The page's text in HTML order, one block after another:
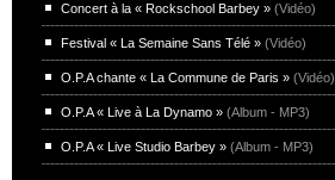
Concert à la « Rockschool Barbey » (Vidéo)
Festival « La Semaine Sans Télé » (Vidéo)
O.P.A chante « La Commune de Paris » (Vidéo)
O.P.A « Live à La Dynamo » (Album - MP3)
O.P.A « Live Studio Barbey » (Album - MP3)